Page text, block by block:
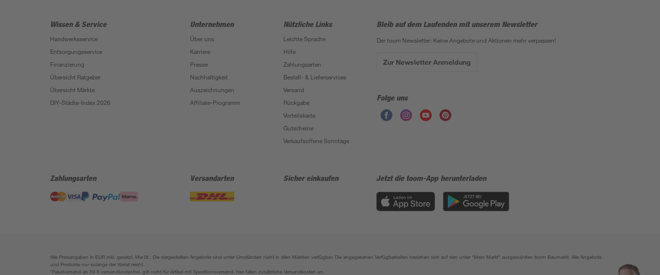
Wissen & Service
Handwerksservice
Entsorgungsservice
Finanzierung
Übersicht Ratgeber
Übersicht Märkte
DIY-Städte-Index 2026
Unternehmen
Über uns
Karriere
Presse
Nachhaltigkeit
Auszeichnungen
Affiliate-Programm
Nützliche Links
Leichte Sprache
Hilfe
Zahlungsarten
Bestell- & Lieferservices
Versand
Rückgabe
Vorteilskarte
Gutscheine
Verkaufsoffene Sonntage
Bleib auf dem Laufenden mit unserem Newsletter
Der toom Newsletter: Keine Angebote und Aktionen mehr verpassen!
Zur Newsletter Anmeldung
Folge uns
Zahlungsarten Versandarten Sicher einkaufen Jetzt die toom-App herunterladen
Alle Preisangaben in EUR inkl. gesetzl. MwSt.. Die dargestellten Angebote sind unter Umständen nicht in allen Märkten verfügbar. Die angegebenen Verfügbarkeiten beziehen sich auf den unter "Mein Markt" ausgewählten toom Baumarkt. Alle Angebote
und Produkte nur solange der Vorrat reicht.
*Paketversand ab 59 € versandkostenfrei, gilt nicht für Artikel mit Speditionsversand, hier fallen zusätzliche Versandkosten an.